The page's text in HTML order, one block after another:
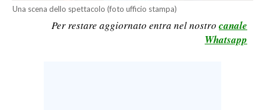
Una scena dello spettacolo (foto ufficio stampa)
Per restare aggiornato entra nel nostro canale
Whatsapp